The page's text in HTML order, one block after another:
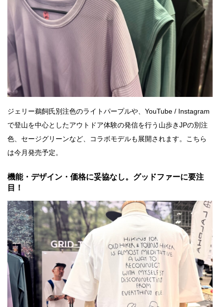
ジェリー鵜飼氏別注色のライトパープルや、YouTube / Instagram
で登山を中心としたアウトドア体験の発信を行う山歩きJPの別注
色、セージグリーンなど、コラボモデルも展開されます。こちら
は今月発売予定。
機能・デザイン・価格に妥協なし。グッドファーに要注
目！